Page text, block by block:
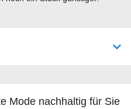
Mode nachhaltig für Sie